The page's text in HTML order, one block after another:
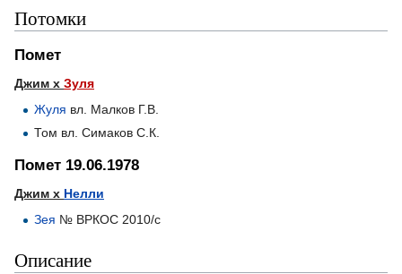
Потомки
Помет
Джим х Зуля
Жуля вл. Малков Г.В.
Том вл. Симаков С.К.
Помет 19.06.1978
Джим х Нелли
Зея № ВРКОС 2010/с
Описание